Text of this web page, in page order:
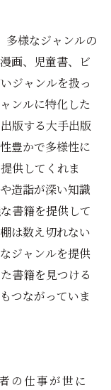
多様なジャンルの
画、児童書、ビ
ジャンルを扱っ
ンルに特化した
版する大手出版
豊かで多様性に
供してくれま
造詣が深い知識
書籍を提供して
は数え切れない
ジャンルを提供
書籍を見つける
つながっていま
の仕事が世に